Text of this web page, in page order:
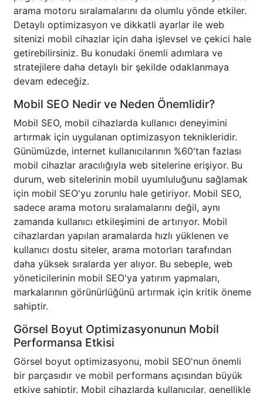
arama motoru sıralamalarını da olumlu yönde etkiler.
Detaylı optimizasyon ve dikkatli ayarlar ile web
sitenizi mobil cihazlar için daha işlevsel ve çekici hale
getirebilirsiniz. Bu konudaki önemli adımlara ve
stratejilere daha detaylı bir şekilde odaklanmaya
devam edeceğiz.
Mobil SEO Nedir ve Neden Önemlidir?
Mobil SEO, mobil cihazlarda kullanıcı deneyimini
artırmak için uygulanan optimizasyon teknikleridir.
Günümüzde, internet kullanıcılarının %60'tan fazlası
mobil cihazlar aracılığıyla web sitelerine erişiyor. Bu
durum, web sitelerinin mobil uyumluluğunu sağlamak
için mobil SEO'yu zorunlu hale getiriyor. Mobil SEO,
sadece arama motoru sıralamalarını değil, aynı
zamanda kullanıcı etkileşimini de artırıyor. Mobil
cihazlardan yapılan aramalarda hızlı yüklenen ve
kullanıcı dostu siteler, arama motorları tarafından
daha yüksek sıralarda yer alıyor. Bu sebeple, web
yöneticilerinin mobil SEO'ya yatırım yapmaları,
markalarının görünürlüğünü artırmak için kritik öneme
sahiptir.
Görsel Boyut Optimizasyonunun Mobil
Performansa Etkisi
Görsel boyut optimizasyonu, mobil SEO'nun önemli
bir parçasıdır ve mobil performans açısından büyük
etkiye sahiptir. Mobil cihazlarda kullanıcılar, genellikle